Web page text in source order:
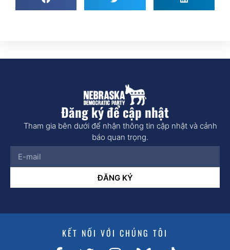
Đăng ký để cập nhật
Tham gia bên dưới để nhận thông tin cập nhật và cảnh
báo quan trọng.
ĐĂNG KÝ
KẾT NỐI VỚI CHÚNG TÔI